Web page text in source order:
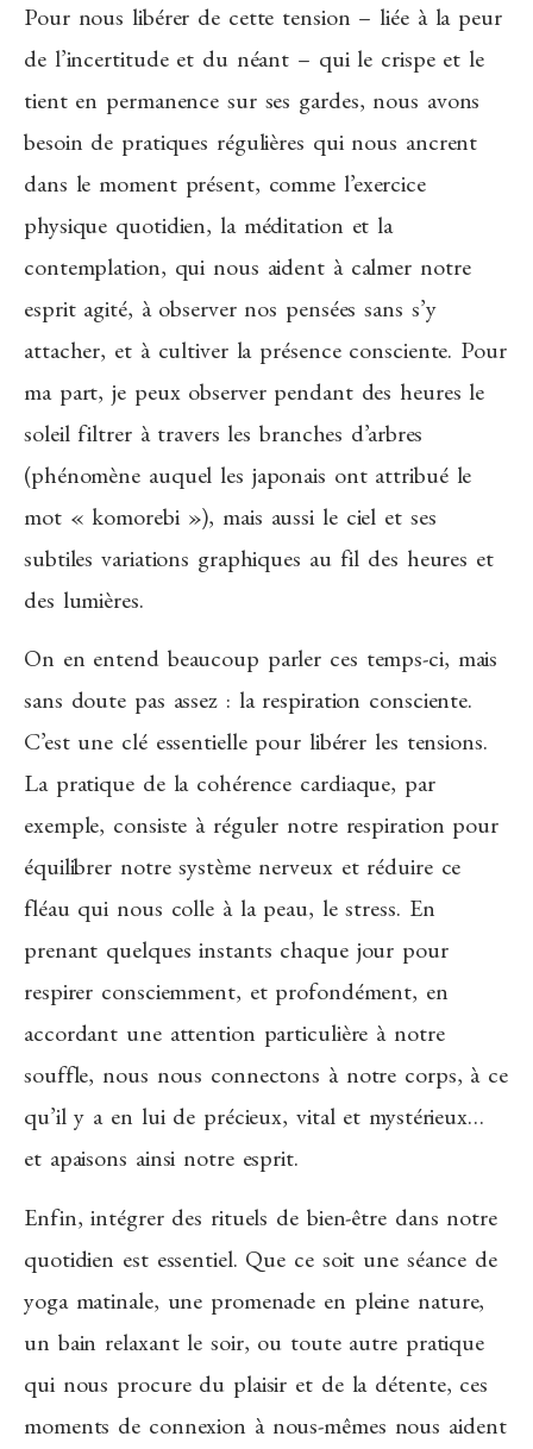
Pour nous libérer de cette tension – liée à la peur
de l’incertitude et du néant – qui le crispe et le
tient en permanence sur ses gardes, nous avons
besoin de pratiques régulières qui nous ancrent
dans le moment présent, comme l’exercice
physique quotidien, la méditation et la
contemplation, qui nous aident à calmer notre
esprit agité, à observer nos pensées sans s’y
attacher, et à cultiver la présence consciente. Pour
ma part, je peux observer pendant des heures le
soleil filtrer à travers les branches d’arbres
(phénomène auquel les japonais ont attribué le
mot « komorebi »), mais aussi le ciel et ses
subtiles variations graphiques au fil des heures et
des lumières.
On en entend beaucoup parler ces temps-ci, mais
sans doute pas assez : la respiration consciente.
C’est une clé essentielle pour libérer les tensions.
La pratique de la cohérence cardiaque, par
exemple, consiste à réguler notre respiration pour
équilibrer notre système nerveux et réduire ce
fléau qui nous colle à la peau, le stress. En
prenant quelques instants chaque jour pour
respirer consciemment, et profondément, en
accordant une attention particulière à notre
souffle, nous nous connectons à notre corps, à ce
qu’il y a en lui de précieux, vital et mystérieux…
et apaisons ainsi notre esprit.
Enfin, intégrer des rituels de bien-être dans notre
quotidien est essentiel. Que ce soit une séance de
yoga matinale, une promenade en pleine nature,
un bain relaxant le soir, ou toute autre pratique
qui nous procure du plaisir et de la détente, ces
moments de connexion à nous-mêmes nous aident